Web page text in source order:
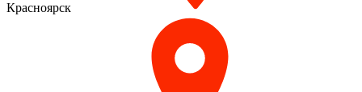
Красноярск